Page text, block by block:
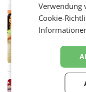
Verwendung
Cookie-